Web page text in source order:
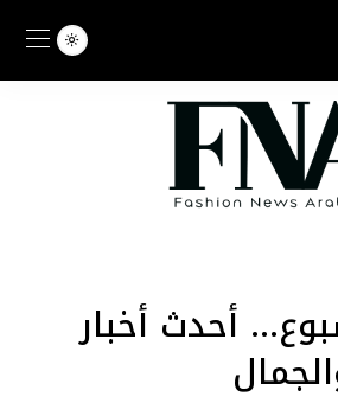
أحدث أخبار